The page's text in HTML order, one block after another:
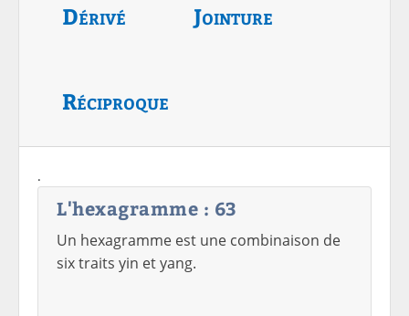
Dérivé Jointure
Réciproque
.
L'hexagramme : 63
Un hexagramme est une combinaison de
six traits yin et yang.